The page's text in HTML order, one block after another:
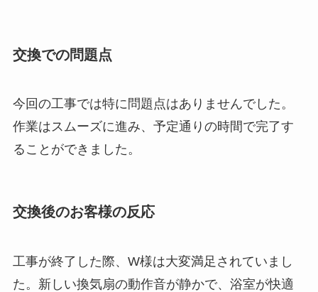
交換での問題点
今回の工事では特に問題点はありませんでした。
作業はスムーズに進み、予定通りの時間で完了す
ることができました。
交換後のお客様の反応
工事が終了した際、W様は大変満足されていまし
た。新しい換気扇の動作音が静かで、浴室が快適